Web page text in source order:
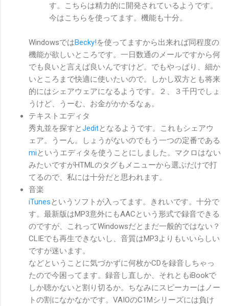
す。こちらは精力的に開発されているようです。
今はこちらを使ってます。機能も十分。
WindowsではBecky!を使ってますから出来れば同程度の
機能が欲しいところです。一日数通のメールですから何
でも良いと言えば良いんですけど。でもやっぱり、細か
いところまで快適に使いたいので。しかし双方とも将来
的にはシェアウェアになるようです。２、３千円でしょ
うけど、うーむ、お金がかかるなぁ。
テキストエディタ
秀丸並を探すとJeditとなるようです。これもシェアウ
ェア。うーん。しょうがないのでもう一つの定番である
miというエディタを使うことにしました。マクロはない
みたいですがHTMLのタグもメニューから選ぶだけで打
てるので、私には十分だと思われます。
音楽
iTunesというソフトが入ってます。きれいです。十分で
す。最新版はMP3意外にもAACという形式で録音できる
のですが、これってWindowsだとまだ一般的ではない？
CLIEでも再生できないし、音質はMP3よりもいいらしい
ですが迷います。
などということに気づかずに何枚かCDを録音しちゃっ
たので今困ってます。録音し直しか、それともiBookで
しか聴かないと割り切るか。ちなみにスピーカーはノー
トの割になかなかです。VAIOのC1Mシリーズには負け